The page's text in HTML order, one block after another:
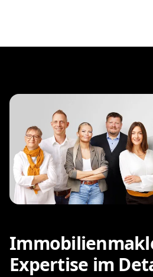
Expertise im